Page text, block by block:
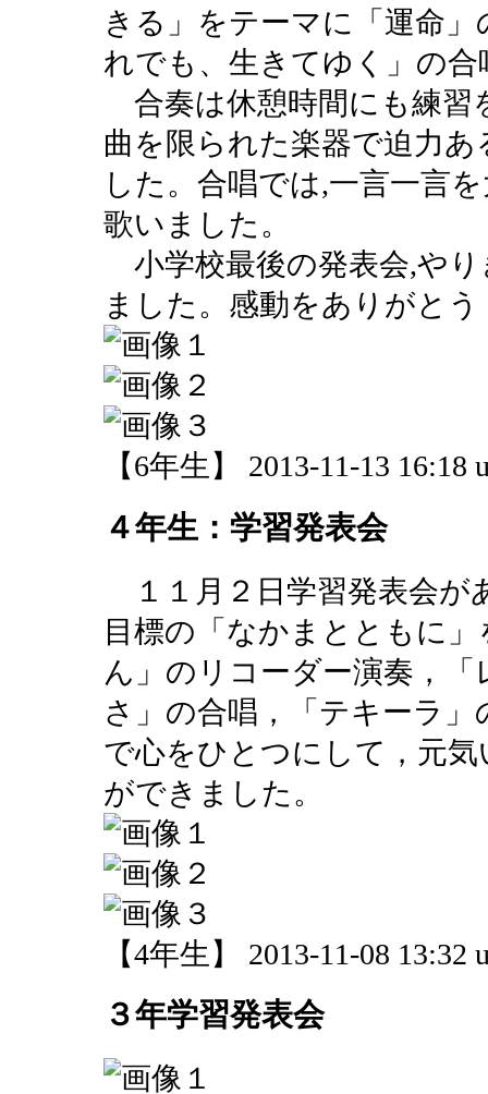
きる」をテーマに「運命
れでも、生きてゆく」の
合奏は休憩時間にも練習
曲を限られた楽器で迫力
した。合唱では,一言一言
歌いました。
小学校最後の発表会,や
ました。感動をありがとう
【6年生】 2013-11-13 16:18
４年生：学習発表会
１１月２日学習発表会が
目標の「なかまとともに
ん」のリコーダー演奏，
さ」の合唱，「テキーラ
で心をひとつにして，元
ができました。
【4年生】 2013-11-08 13:32
３年学習発表会